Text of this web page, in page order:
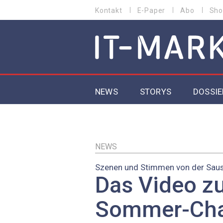
zum
MENU
Kontakt E-Paper Abo
MAIN NAVIGATION
NEWS STORYS
EU-
NEWS
Szenen und Stimmen von der
Das Video
Sommer-